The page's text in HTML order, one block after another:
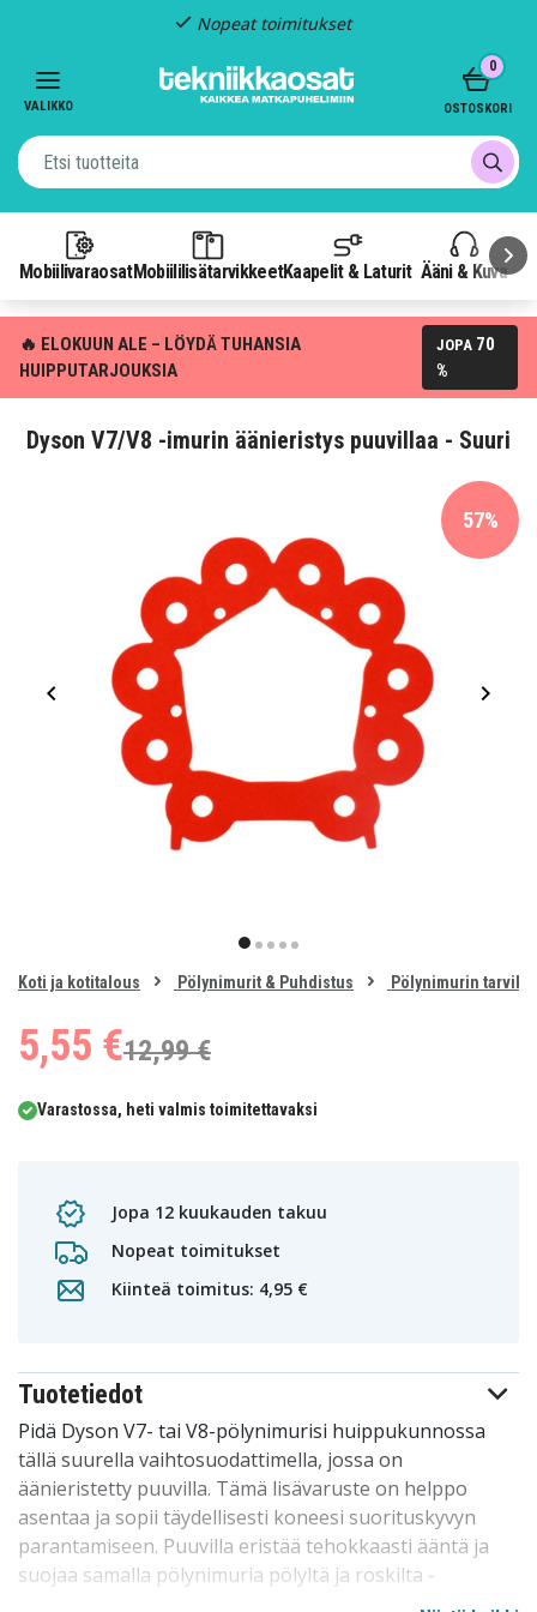
Nopeat toimitukset
VALIKKO
MobiilivaraosatMobiililisätarvikkeetKaapelit & Laturit Ääni & Kuva
0
OSTOSKORI
🔥 ELOKUUN ALE – LÖYDÄ TUHANSIA
HUIPPUTARJOUKSIA
JOPA 70
%
Dyson V7/V8 -imurin äänieristys puuvillaa - Suuri
item
01234
of
Koti ja kotitalous Pölynimurit & Puhdistus Pölynimurin
57%
5,55 €12,99 €
Varastossa, heti valmis toimitettavaksi
Jopa 12 kuukauden takuu
Nopeat toimitukset
Kiinteä toimitus: 4,95 €
Tuotetiedot
Pidä Dyson V7- tai V8-pölynimurisi huippukunnossa
tällä suurella vaihtosuodattimella, jossa on
äänieristetty puuvilla. Tämä lisävaruste on helppo
asentaa ja sopii täydellisesti koneesi suorituskyvyn
parantamiseen. Puuvilla eristää tehokkaasti ääntä ja
suojaa samalla pölynimuria pölyltä ja roskilta -
hiljaisempaa ja tehokkaampaa puhdistusta varten.